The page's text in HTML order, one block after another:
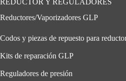
Reductores/Vaporizadores GLP
Codos y piezas de repuesto para
Kits de reparación GLP
Reguladores de presión